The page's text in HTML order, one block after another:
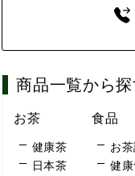
商品一覧から探
お茶
健康茶
日本茶
食品
お
健